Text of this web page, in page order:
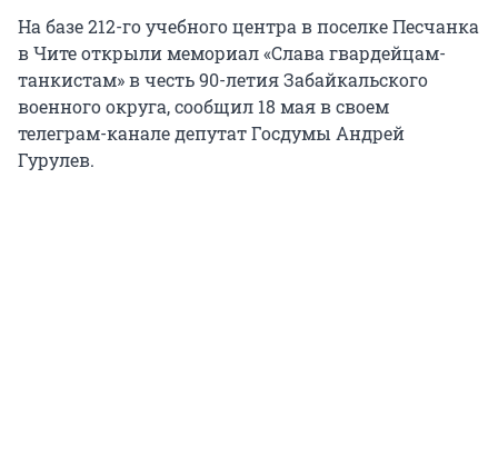
На базе 212-го учебного центра в поселке Песчанка
в Чите открыли мемориал «Слава гвардейцам-
танкистам» в честь 90-летия Забайкальского
военного округа, сообщил 18 мая в своем
телеграм-канале депутат Госдумы Андрей
Гурулев.